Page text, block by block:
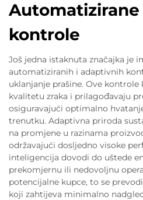
kontrole
Još jedna istaknuta značajka je
automatiziranih i adaptivnih
uklanjanje prašine. Ove
kvalitetu zraka i prilagođavaju
osiguravajući optimalno
trenutku. Adaptivna priroda
na promjene u razinama
održavajući dosljedno visoke
inteligencija dovodi do uštede
prekomjernu ili nedovoljnu
potencijalne kupce, to se
koji zahtijeva minimalno